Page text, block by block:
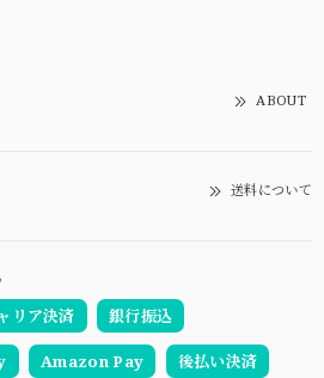
ABOUT
送料について
リア決済 銀行振込
Amazon Pay 後払い決済